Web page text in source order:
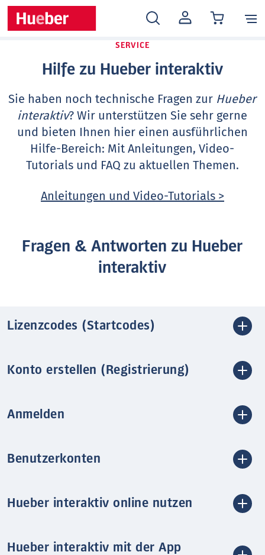
MEIN
KONTO
SERVICE
Hilfe zu Hueber interaktiv
Sie haben noch technische Fragen zur Hueber
interaktiv? Wir unterstützen Sie sehr gerne
und bieten Ihnen hier einen ausführlichen
Hilfe-Bereich: Mit Anleitungen, Video-
Tutorials und FAQ zu aktuellen Themen.
Anleitungen und Video-Tutorials >
Fragen & Antworten zu Hueber
interaktiv
Lizenzcodes (Startcodes)
Konto erstellen (Registrierung)
Anmelden
Benutzerkonten
Hueber interaktiv online nutzen
Hueber interaktiv mit der App